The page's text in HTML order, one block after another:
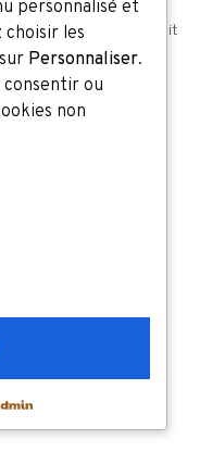
où le téléphone n’en finit
personnalisé et
choisir les
Personnaliser.
ou
non